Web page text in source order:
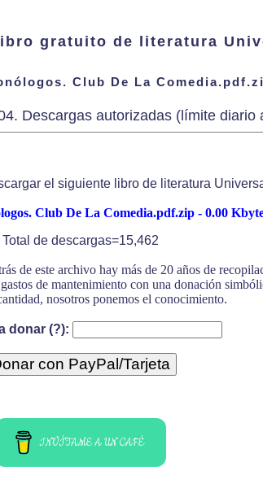
gratuito de literatura
Club De La
Descargas autorizadas (límite diario
el siguiente libro de literatura
Club De La Comedia.pdf.zip - 0.00
Total de descargas=15,462
de este archivo hay más de 20 años de
de mantenimiento con una donación
nosotros ponemos el conocimiento.
donar (?):
INVÍTAME A UN CAFÉ